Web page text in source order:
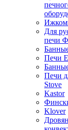
Для
печи
Печи
Печи
Stove
Kastor
Klover